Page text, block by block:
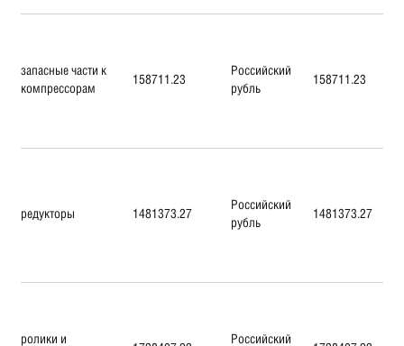
запасные части к
компрессорам
158711.23
Российский
рубль
158711.23
редукторы 1481373.27
Российский
рубль
1481373.27
ролики и Российский